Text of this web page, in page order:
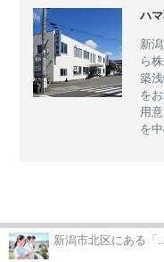
ハ
新
ら
築
を
用
を
新潟市北区にある「